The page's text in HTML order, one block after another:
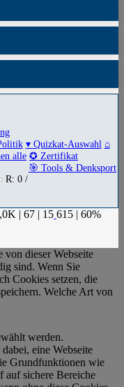
▾ Quizkat-Auswahl ⌂
alle ✪ Zertifikat
🎯 Tools & Denksport
R: 0 /
| 67 | 15 615 | 60%
dieser Webseite
sind. Wenn Sie
Cookies setzen, die
Welche Art von
werden.
eine Webseite
Grundfunktionen wie
auf sichere Bereiche